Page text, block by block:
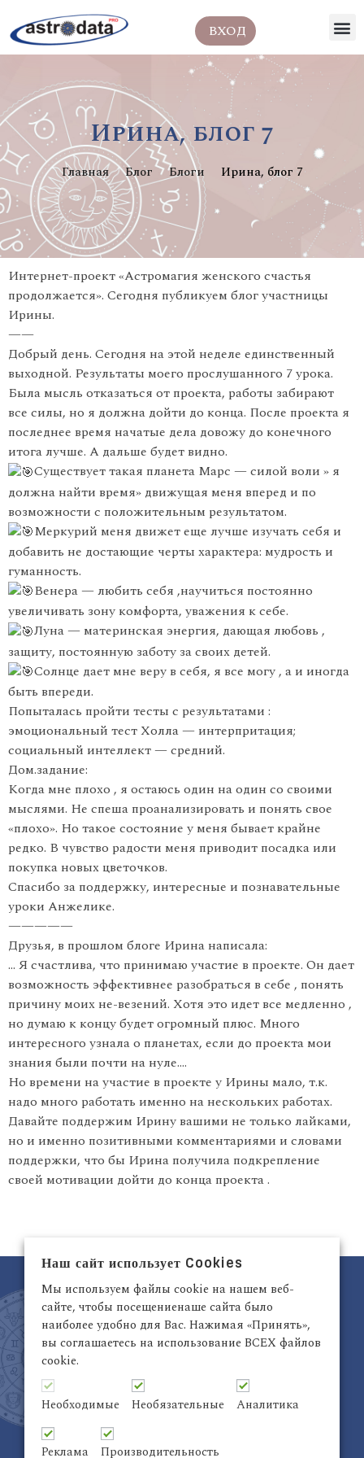
ВХОД
Ирина, блог 7
Главная Блог Блоги Ирина, блог 7
Интернет-проект «Астромагия женского счастья
продолжается». Сегодня публикуем блог участницы
Ирины.
——
Добрый день. Сегодня на этой неделе единственный
выходной. Результаты моего прослушанного 7 урока.
Была мысль отказаться от проекта, работы забирают
все силы, но я должна дойти до конца. После проекта я
последнее время начатые дела довожу до конечного
итога лучше. А дальше будет видно.
Существует такая планета Марс — силой воли » я
должна найти время» движущая меня вперед и по
возможности с положительным результатом.
Меркурий меня движет еще лучше изучать себя и
добавить не достающие черты характера: мудрость и
гуманность.
Венера — любить себя ,научиться постоянно
увеличивать зону комфорта, уважения к себе.
Луна — материнская энергия, дающая любовь ,
защиту, постоянную заботу за своих детей.
Солнце дает мне веру в себя, я все могу , а и иногда
быть впереди.
Попыталась пройти тесты с результатами :
эмоциональный тест Холла — интерпритация;
социальный интеллект — средний.
Дом.задание:
Когда мне плохо , я остаюсь один на один со своими
мыслями. Не спеша проанализировать и понять свое
«плохо». Но такое состояние у меня бывает крайне
редко. В чувство радости меня приводит посадка или
покупка новых цветочков.
Спасибо за поддержку, интересные и познавательные
уроки Анжелике.
—————
Друзья, в прошлом блоге Ирина написала:
… Я счастлива, что принимаю участие в проекте. Он дает
возможность эффективнее разобраться в себе , понять
причину моих не-везений. Хотя это идет все медленно ,
но думаю к концу будет огромный плюс. Много
интересного узнала о планетах, если до проекта мои
знания были почти на нуле….
Но времени на участие в проекте у Ирины мало, т.к.
надо много работать именно на нескольких работах.
Давайте поддержим Ирину вашими не только лайками,
но и именно позитивными комментариями и словами
поддержки, что бы Ирина получила подкрепление
своей мотивации дойти до конца проекта .
Латвия, Рига,
Электронный адрес:
info@astrodata.lv
Inter@ktiv
Наш сайт использует Cookies
Мы используем файлы cookie на нашем веб-
сайте, чтобы посещениенаше сайта было
наиболее удобно для Вас. Нажимая «Принять»,
вы соглашаетесь на использование ВСЕХ файлов
cookie.
Необходимые Необязательные Аналитика
Реклама Производительность